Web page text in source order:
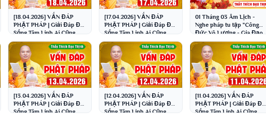
[18.04.2026] VẤN ĐÁP
PHẬT PHÁP | Giải Đáp Đời
Sống Tâm Linh Ai Cũng
Gặp | Thầy Thích Đạo
Thịnh
[17.04.2026] VẤN ĐÁP
PHẬT PHÁP | Giải Đáp Đời
Sống Tâm Linh Ai Cũng
Gặp | Thầy Thích Đạo
Thịnh
01 Tháng 03 Âm Lịch -
Nghe pháp tu tập "Công
Đức Vô Lượng - Gia Đạo
Bình An" │Thầy Thích
Đạo Thịnh
[13.04.2026] VẤN ĐÁP
PHẬT PHÁP | Giải Đáp Đời
Sống Tâm Linh Ai Cũng
[12.04.2026] VẤN ĐÁP
PHẬT PHÁP | Giải Đáp Đời
Sống Tâm Linh Ai Cũng
[11.04.2026] VẤN ĐÁP
PHẬT PHÁP | Giải Đáp Đời
Sống Tâm Linh Ai Cũng